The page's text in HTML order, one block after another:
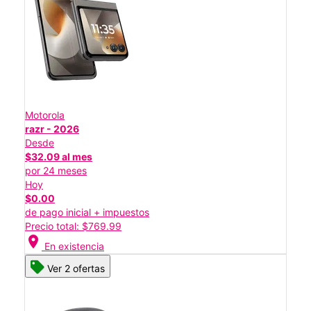
Motorola
razr - 2026
Desde
$32.09 al mes
por 24 meses
Hoy
$0.00
de pago inicial + impuestos
Precio total: $769.99
location_on En existencia
Ver 2 ofertas